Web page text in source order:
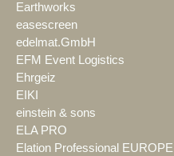
Earthworks
easescreen
edelmat.GmbH
EFM Event Logistics
Ehrgeiz
EIKI
einstein & sons
ELA PRO
Elation Professional EUROPE